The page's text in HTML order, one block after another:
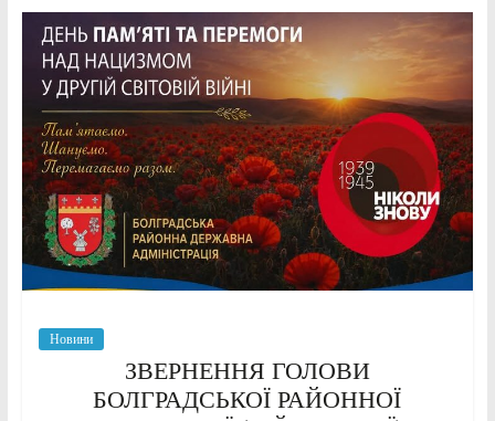
Новини
ЗВЕРНЕННЯ ГОЛОВИ
БОЛГРАДСЬКОЇ РАЙОННОЇ